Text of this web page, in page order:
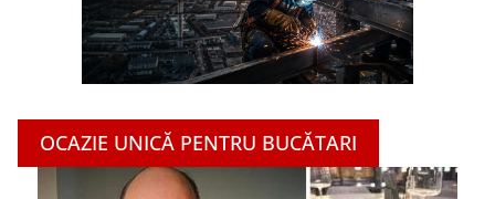
OCAZIE UNICĂ PENTRU BUCĂTARI